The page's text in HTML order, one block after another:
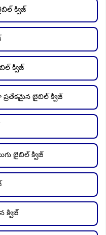
క్విజ్
క్విజ్
ప్రతేకమైన బైబిల్ క్విజ్
బైబిల్ క్విజ్
క్విజ్